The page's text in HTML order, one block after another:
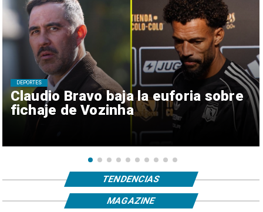
Claudio Bravo baja la euforia sobre
fichaje de Vozinha
DEPORTES
TENDENCIAS
MAGAZINE